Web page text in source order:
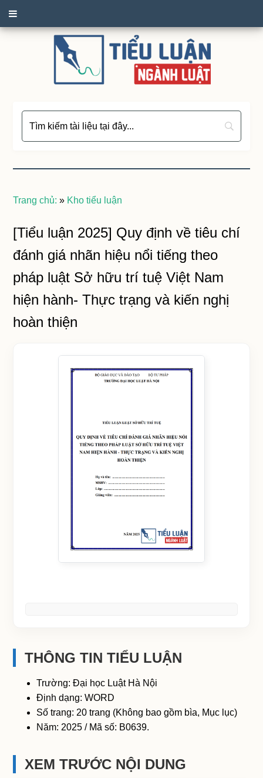
Trang chủ: » Kho tiểu luận
[Tiểu luận 2025] Quy định về tiêu chí
đánh giá nhãn hiệu nổi tiếng theo
pháp luật Sở hữu trí tuệ Việt Nam
hiện hành- Thực trạng và kiến nghị
hoàn thiện
THÔNG TIN TIỂU LUẬN
Trường: Đại học Luật Hà Nội
Định dạng: WORD
Số trang: 20 trang (Không bao gồm bìa, Mục lục)
Năm: 2025 / Mã số: B0639.
XEM TRƯỚC NỘI DUNG